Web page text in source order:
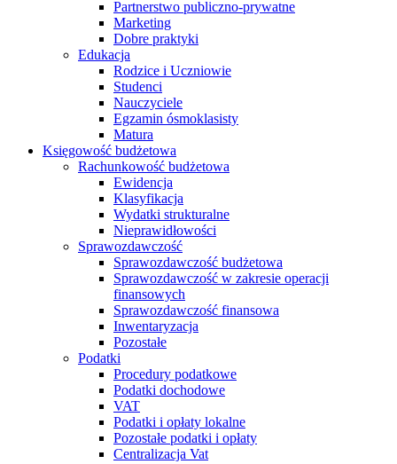
Partnerstwo publiczno-prywatne
Marketing
Dobre praktyki
Edukacja
Rodzice i Uczniowie
Studenci
Nauczyciele
Egzamin ósmoklasisty
Matura
Księgowość budżetowa
Rachunkowość budżetowa
Ewidencja
Klasyfikacja
Wydatki strukturalne
Nieprawidłowości
Sprawozdawczość
Sprawozdawczość budżetowa
Sprawozdawczość w zakresie operacji
finansowych
Sprawozdawczość finansowa
Inwentaryzacja
Pozostałe
Podatki
Procedury podatkowe
Podatki dochodowe
VAT
Podatki i opłaty lokalne
Pozostałe podatki i opłaty
Centralizacja Vat